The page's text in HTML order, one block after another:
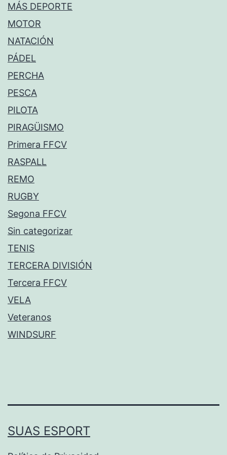
MÁS DEPORTE
MOTOR
NATACIÓN
PÁDEL
PERCHA
PESCA
PILOTA
PIRAGÜISMO
Primera FFCV
RASPALL
REMO
RUGBY
Segona FFCV
Sin categorizar
TENIS
TERCERA DIVISIÓN
Tercera FFCV
VELA
Veteranos
WINDSURF
SUAS ESPORT